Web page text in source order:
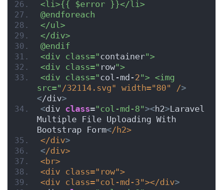
<li>{{ $error }}</li>
@endforeach
</ul>
</div>
@endif
<div class="container">
<div class=" row">
<div class="col-md-2"> <img
src=" /32114.svg" width="80" />
</div>
<div class="col-md-8"><h2>Laravel
Multiple File Uploading With
Bootstrap Form</h2>
</div>
</div>
<br>
<div class="row">
<div class="col-md-3"></div>